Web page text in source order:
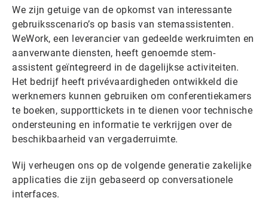
We zijn getuige van de opkomst van interessante
gebruiksscenario’s op basis van stemassistenten.
WeWork, een leverancier van gedeelde werkruimten en
aanverwante diensten, heeft genoemde stem-
assistent geïntegreerd in de dagelijkse activiteiten.
Het bedrijf heeft privévaardigheden ontwikkeld die
werknemers kunnen gebruiken om conferentiekamers
te boeken, supporttickets in te dienen voor technische
ondersteuning en informatie te verkrijgen over de
beschikbaarheid van vergaderruimte.
Wij verheugen ons op de volgende generatie zakelijke
applicaties die zijn gebaseerd op conversationele
interfaces.